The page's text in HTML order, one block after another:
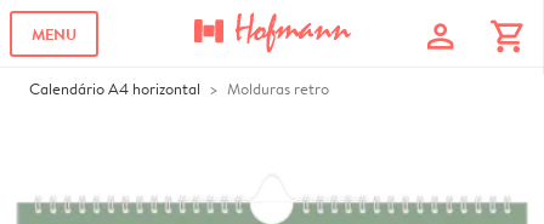
MENU profile shopping_cart
Calendário A4 horizontal Molduras retro